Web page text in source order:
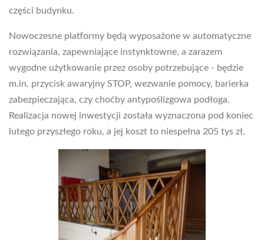
części budynku.
Nowoczesne platformy będą wyposażone w automatyczne
rozwiązania, zapewniające instynktowne, a zarazem
wygodne użytkowanie przez osoby potrzebujące - będzie
m.in. przycisk awaryjny STOP, wezwanie pomocy, barierka
zabezpieczająca, czy choćby antypoślizgowa podłoga.
Realizacja nowej inwestycji została wyznaczona pod koniec
lutego przyszłego roku, a jej koszt to niespełna 205 tys zł.